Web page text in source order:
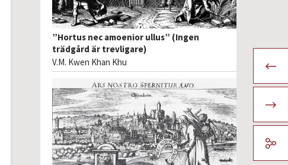
”Hortus nec amoenior ullus” (Ingen
trädgård är trevligare)
V.M. Kwen Khan Khu